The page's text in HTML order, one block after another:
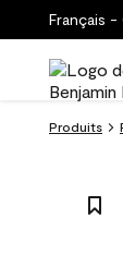
Français -
Produits